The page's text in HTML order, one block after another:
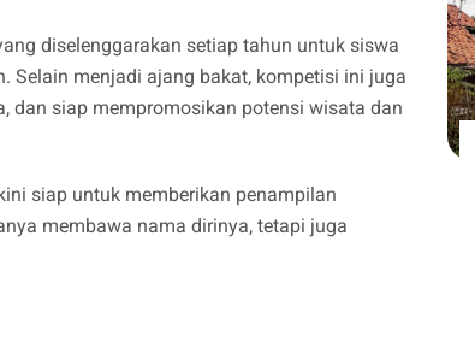
diselenggarakan setiap tahun untuk siswa
Selain menjadi ajang bakat, kompetisi ini juga
dan siap mempromosikan potensi wisata dan
siap untuk memberikan penampilan
membawa nama dirinya, tetapi juga